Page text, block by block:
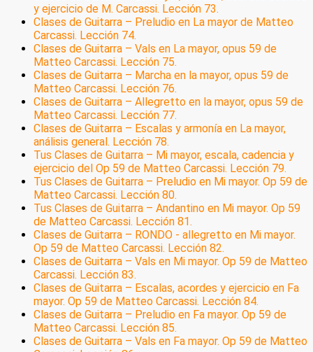
y ejercicio de M. Carcassi. Lección 73.
Clases de Guitarra – Preludio en La mayor de Matteo
Carcassi. Lección 74.
Clases de Guitarra – Vals en La mayor, opus 59 de
Matteo Carcassi. Lección 75.
Clases de Guitarra – Marcha en la mayor, opus 59 de
Matteo Carcassi. Lección 76.
Clases de Guitarra – Allegretto en la mayor, opus 59 de
Matteo Carcassi. Lección 77.
Clases de Guitarra – Escalas y armonía en La mayor,
análisis general. Lección 78.
Tus Clases de Guitarra – Mi mayor, escala, cadencia y
ejercicio del Op 59 de Matteo Carcassi. Lección 79.
Tus Clases de Guitarra – Preludio en Mi mayor. Op 59 de
Matteo Carcassi. Lección 80.
Tus Clases de Guitarra – Andantino en Mi mayor. Op 59
de Matteo Carcassi. Lección 81.
Clases de Guitarra – RONDO - allegretto en Mi mayor.
Op 59 de Matteo Carcassi. Lección 82.
Clases de Guitarra – Vals en Mi mayor. Op 59 de Matteo
Carcassi. Lección 83.
Clases de Guitarra – Escalas, acordes y ejercicio en Fa
mayor. Op 59 de Matteo Carcassi. Lección 84.
Clases de Guitarra – Preludio en Fa mayor. Op 59 de
Matteo Carcassi. Lección 85.
Clases de Guitarra – Vals en Fa mayor. Op 59 de Matteo